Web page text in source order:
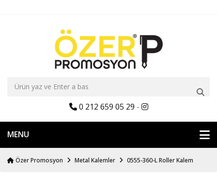
0 212 659 05 29 -
MENU
Özer Promosyon Metal Kalemler 0555-360-L Roller Kalem